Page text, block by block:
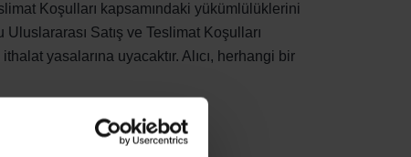
Koşulları kapsamındaki yükümlülüklerini
Satış ve Teslimat Koşulları
yasalarına uyacaktır. Alıcı, herhangi bir